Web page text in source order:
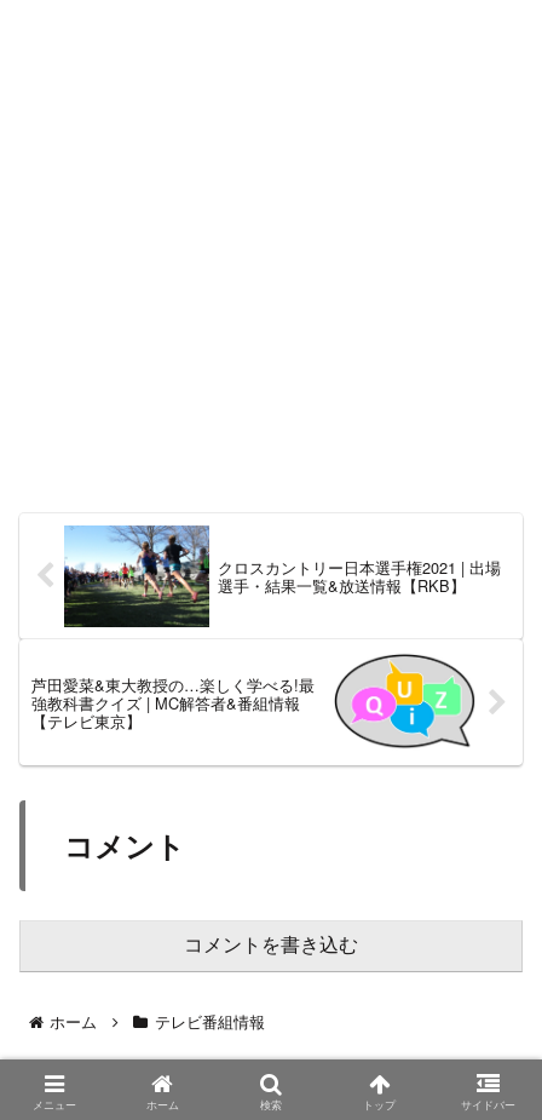
クロスカントリー日本選手権2021 | 出場
選手・結果一覧&放送情報【RKB】
芦田愛菜&東大教授の…楽しく学べる!最
強教科書クイズ | MC解答者&番組情報
【テレビ東京】
コメント
コメントを書き込む
ホーム テレビ番組情報
メニュー ホーム 検索 トップ サイドバー